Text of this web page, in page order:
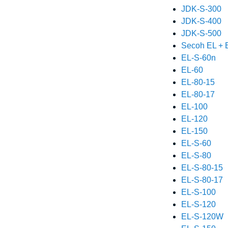
JDK-S-300
JDK-S-400
JDK-S-500
Secoh EL +
EL-S-60n
EL-60
EL-80-15
EL-80-17
EL-100
EL-120
EL-150
EL-S-60
EL-S-80
EL-S-80-15
EL-S-80-17
EL-S-100
EL-S-120
EL-S-120W